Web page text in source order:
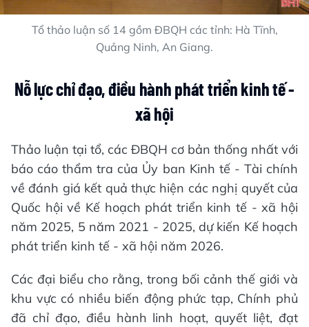
Tổ thảo luận số 14 gồm ĐBQH các tỉnh: Hà Tĩnh,
Quảng Ninh, An Giang.
Nỗ lực chỉ đạo, điều hành phát triển kinh tế -
xã hội
Thảo luận tại tổ, các ĐBQH cơ bản thống nhất với
báo cáo thẩm tra của Ủy ban Kinh tế - Tài chính
về đánh giá kết quả thực hiện các nghị quyết của
Quốc hội về Kế hoạch phát triển kinh tế - xã hội
năm 2025, 5 năm 2021 - 2025, dự kiến Kế hoạch
phát triển kinh tế - xã hội năm 2026.
Các đại biểu cho rằng, trong bối cảnh thế giới và
khu vực có nhiều biến động phức tạp, Chính phủ
đã chỉ đạo, điều hành linh hoạt, quyết liệt, đạt